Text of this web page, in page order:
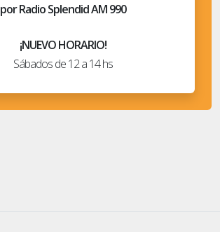
por Radio Splendid AM 990
¡NUEVO HORARIO!
Sábados de 12 a 14 hs